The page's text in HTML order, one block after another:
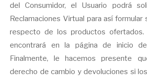
del Consumidor, el Usuario podrá
Reclamaciones Virtual para así formular
respecto de los productos
encontrará en la página de inicio
Finalmente, le hacemos presente
derecho de cambio y devoluciones si